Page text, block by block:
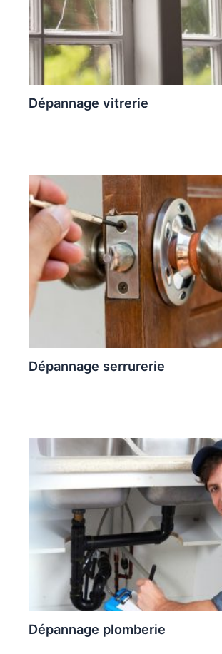
Dépannage vitrerie
Dépannage serrurerie
Dépannage plomberie